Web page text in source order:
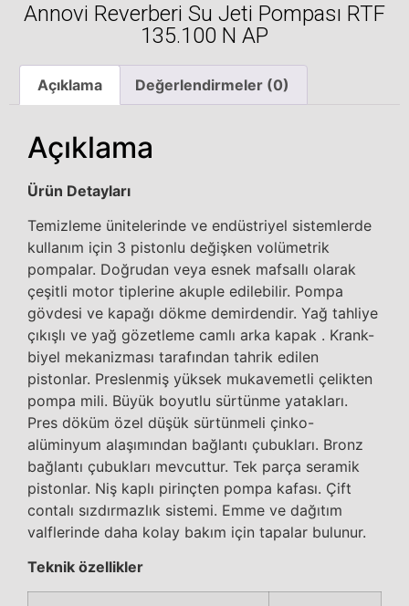
Annovi Reverberi Su Jeti Pompası RTF
135.100 N AP
Açıklama Değerlendirmeler (0)
Açıklama
Ürün Detayları
Temizleme ünitelerinde ve endüstriyel sistemlerde
kullanım için 3 pistonlu değişken volümetrik
pompalar. Doğrudan veya esnek mafsallı olarak
çeşitli motor tiplerine akuple edilebilir. Pompa
gövdesi ve kapağı dökme demirdendir. Yağ tahliye
çıkışlı ve yağ gözetleme camlı arka kapak . Krank-
biyel mekanizması tarafından tahrik edilen
pistonlar. Preslenmiş yüksek mukavemetli çelikten
pompa mili. Büyük boyutlu sürtünme yatakları.
Pres döküm özel düşük sürtünmeli çinko-
alüminyum alaşımından bağlantı çubukları. Bronz
bağlantı çubukları mevcuttur. Tek parça seramik
pistonlar. Niş kaplı pirinçten pompa kafası. Çift
contalı sızdırmazlık sistemi. Emme ve dağıtım
valflerinde daha kolay bakım için tapalar bulunur.
Teknik özellikler